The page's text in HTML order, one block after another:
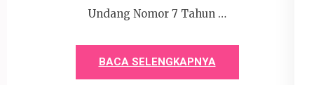
Undang Nomor 7 Tahun …
BACA SELENGKAPNYA